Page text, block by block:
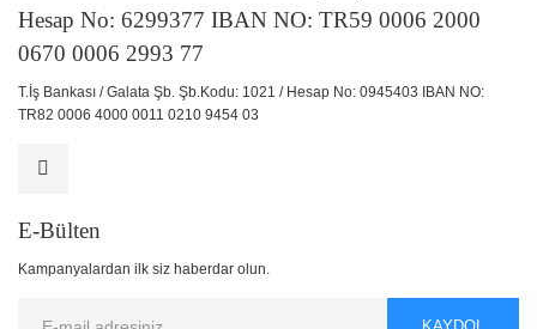
Hesap No: 6299377 IBAN NO: TR59 0006 2000
0670 0006 2993 77
T.İş Bankası / Galata Şb. Şb.Kodu: 1021 / Hesap No: 0945403 IBAN NO:
TR82 0006 4000 0011 0210 9454 03
E-Bülten
Kampanyalardan ilk siz haberdar olun.